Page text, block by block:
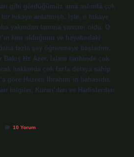
gibi gördüğümüz ama aslında çok
hikaye anlatmıştı. İşte, o hikaye
yakından tanıma şansım oldu. O
kim olduğunu ve hayatındaki
fazla şey öğrenmeye başladım.
Bakış Hz Azer, İslam tarihinde çok
hakkında çok fazla detaya sahip
göre Hazreti İbrahim’in babasıdır.
bilgiler, Kuran’dan ve Hadislerden
10 Yorum